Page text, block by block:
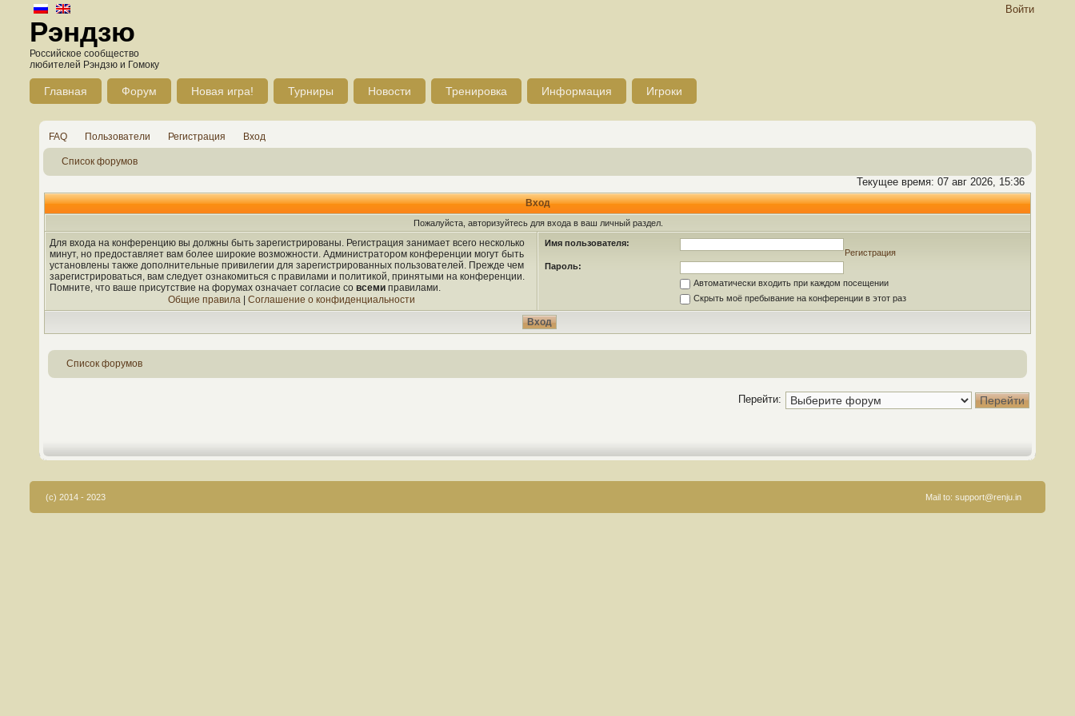
Войти
Рэндзю
Российское сообщество
любителей Рэндзю и Гомоку
Главная Форум Новая игра! Турниры Новости Тренировка Информация Игроки
FAQ Пользователи Регистрация Вход
Список форумов
Текущее время: 07 авг 2026, 15:36
Вход
Пожалуйста, авторизуйтесь для входа в ваш личный раздел.
Для входа на конференцию вы должны быть зарегистрированы. Регистрация занимает всего несколько
минут, но предоставляет вам более широкие возможности. Администратором конференции могут быть
установлены также дополнительные привилегии для зарегистрированных пользователей. Прежде чем
зарегистрироваться, вам следует ознакомиться с правилами и политикой, принятыми на конференции.
Помните, что ваше присутствие на форумах означает согласие со всеми правилами.
Общие правила| Соглашение о конфиденциальности
Имя пользователя:
Регистрация
Пароль:
Автоматически входить при каждом посещении
Скрыть моё пребывание на конференции в этот раз
Список форумов
Перейти:
(c) 2014 - 2023 Mail to: support@renju.in